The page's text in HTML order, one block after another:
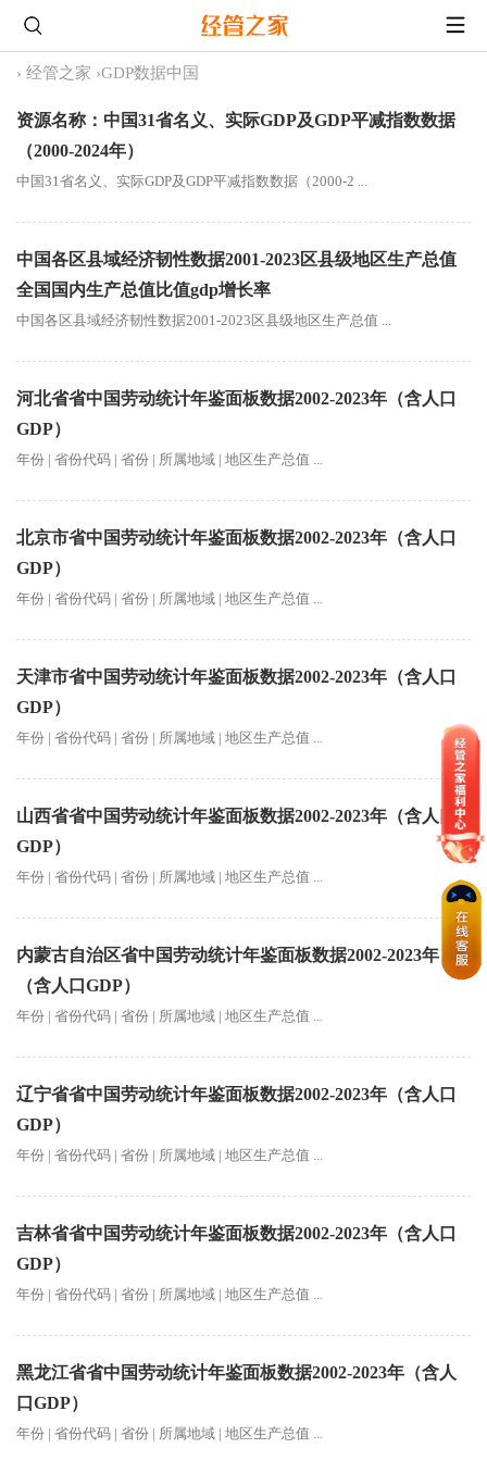
› 经管之家 ›GDP数据中国
资源名称：中国31省名义、实际GDP及GDP平减指数数据
（2000-2024年）
中国31省名义、实际GDP及GDP平减指数数据（2000-2 ...
中国各区县域经济韧性数据2001-2023区县级地区生产总值
全国国内生产总值比值gdp增长率
中国各区县域经济韧性数据2001-2023区县级地区生产总值 ...
河北省省中国劳动统计年鉴面板数据2002-2023年（含人口
GDP）
年份 | 省份代码 | 省份 | 所属地域 | 地区生产总值 ...
北京市省中国劳动统计年鉴面板数据2002-2023年（含人口
GDP）
年份 | 省份代码 | 省份 | 所属地域 | 地区生产总值 ...
天津市省中国劳动统计年鉴面板数据2002-2023年（含人口
GDP）
年份 | 省份代码 | 省份 | 所属地域 | 地区生产总值 ...
山西省省中国劳动统计年鉴面板数据2002-2023年（含人口
GDP）
年份 | 省份代码 | 省份 | 所属地域 | 地区生产总值 ...
内蒙古自治区省中国劳动统计年鉴面板数据2002-2023年
（含人口GDP）
年份 | 省份代码 | 省份 | 所属地域 | 地区生产总值 ...
辽宁省省中国劳动统计年鉴面板数据2002-2023年（含人口
GDP）
年份 | 省份代码 | 省份 | 所属地域 | 地区生产总值 ...
吉林省省中国劳动统计年鉴面板数据2002-2023年（含人口
GDP）
年份 | 省份代码 | 省份 | 所属地域 | 地区生产总值 ...
黑龙江省省中国劳动统计年鉴面板数据2002-2023年（含人
口GDP）
年份 | 省份代码 | 省份 | 所属地域 | 地区生产总值 ...